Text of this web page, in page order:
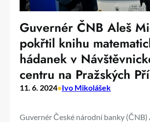
Guvernér ČNB Aleš
pokřtil knihu
hádanek v
centru na Pražských
11. 6. 2024•Ivo Mikolášek
Guvernér České národní banky (ČNB)